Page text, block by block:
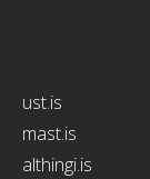
ust.is
mast.is
althingi.is